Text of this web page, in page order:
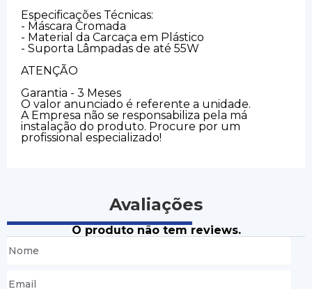
Especificações Técnicas:
- Máscara Cromada
- Material da Carcaça em Plástico
- Suporta Lâmpadas de até 55W
ATENÇÃO
Garantia - 3 Meses
O valor anunciado é referente a unidade.
A Empresa não se responsabiliza pela má
instalação do produto. Procure por um
profissional especializado!
Avaliações
O produto não tem reviews.